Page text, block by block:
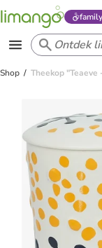
family
Shop Theekop